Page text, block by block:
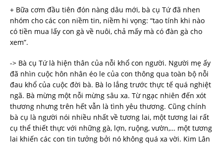
+ Bữa cơm đầu tiên đón nàng dâu mới, bà cụ Tứ đã nhen
nhóm cho các con niềm tin, niềm hi vọng: “tao tính khi nào
có tiền mua lấy con gà về nuôi, chả mấy mà có đàn gà cho
xem”.
-> Bà cụ Tứ là hiện thân của nỗi khổ con người. Người mẹ ấy
đã nhìn cuộc hôn nhân éo le của con thông qua toàn bộ nỗi
đau khổ của cuộc đời bà. Bà lo lắng trước thực tế quá nghiệt
ngã. Bà mừng một nỗi mừng sâu xa. Từ ngạc nhiên đến xót
thương nhưng trên hết vẫn là tình yêu thương. Cũng chính
bà cụ là người nói nhiều nhất về tương lai, một tương lai rất
cụ thể thiết thực với những gà, lợn, ruộng, vườn,… một tương
lai khiến các con tin tưởng bởi nó không quá xa vời. Kim Lân